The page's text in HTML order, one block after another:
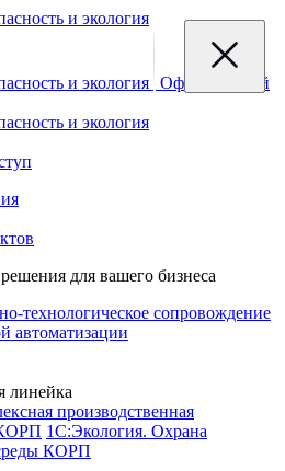
Официальный
для вашего бизнеса
технологическое сопровождение
автоматизации
линейка
производственная
КОРП 1С:Экология. Охрана
КОРП